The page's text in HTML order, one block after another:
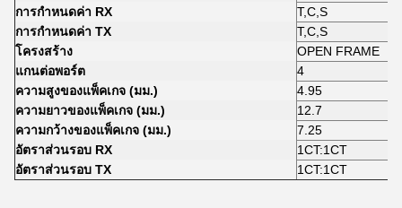
การกำหนดค่า RX
T,C,S
การกำหนดค่า TX
T,C,S
โครงสร้าง
OPEN FRAME
แกนต่อพอร์ต
4
ความสูงของแพ็คเกจ (มม.)
4.95
ความยาวของแพ็คเกจ (มม.)
12.7
ความกว้างของแพ็คเกจ (มม.)
7.25
อัตราส่วนรอบ RX
1CT:1CT
อัตราส่วนรอบ TX
1CT:1CT